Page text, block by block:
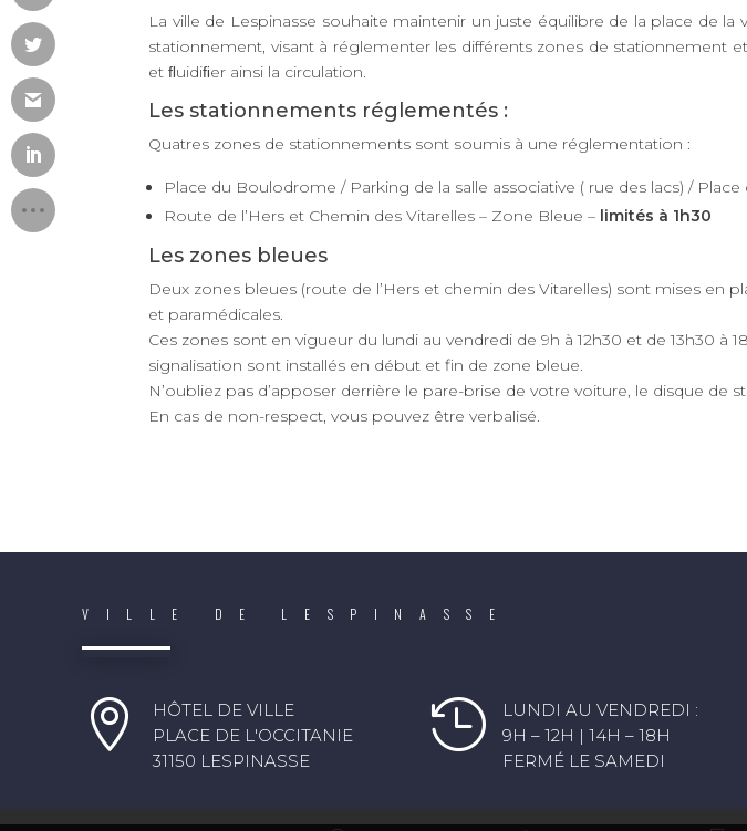
La ville de Lespinasse souhaite maintenir un juste équilibre de la place de
stationnement, visant à réglementer les différents zones de stationnement
et ﬂuidiﬁer ainsi la circulation.
Les stationnements réglementés :
Quatres zones de stationnements sont soumis à une réglementation :
Place du Boulodrome / Parking de la salle associative ( rue des lacs) /
Route de l’Hers et Chemin des Vitarelles – Zone Bleue – limités à 1h30
Les zones bleues
Deux zones bleues (route de l’Hers et chemin des Vitarelles) sont mises en
et paramédicales.
Ces zones sont en vigueur du lundi au vendredi de 9h à 12h30 et de 13h30 à
signalisation sont installés en début et fin de zone bleue.
N’oubliez pas d’apposer derrière le pare-brise de votre voiture, le disque
En cas de non-respect, vous pouvez être verbalisé.
VILLE DE LESPINASSE

HÔTEL DE VILLE
PLACE DE L'OCCITANIE
31150 LESPINASSE

LUNDI AU VENDREDI :
9H – 12H | 14H – 18H
FERMÉ LE SAMEDI